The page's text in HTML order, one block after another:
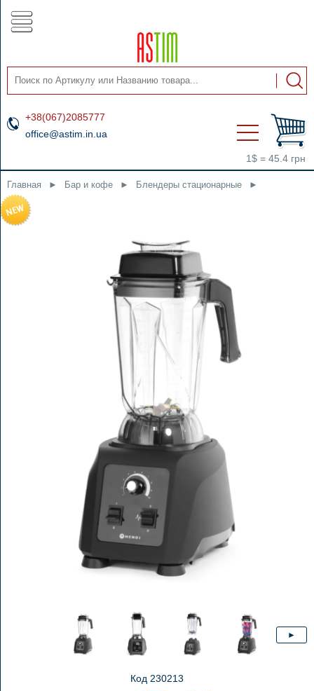
+38(067)2085777
office@astim.in.ua
1$ = 45.4 грн
Главная ► Бар и кофе ► Блендеры стационарные ►
Код 230213